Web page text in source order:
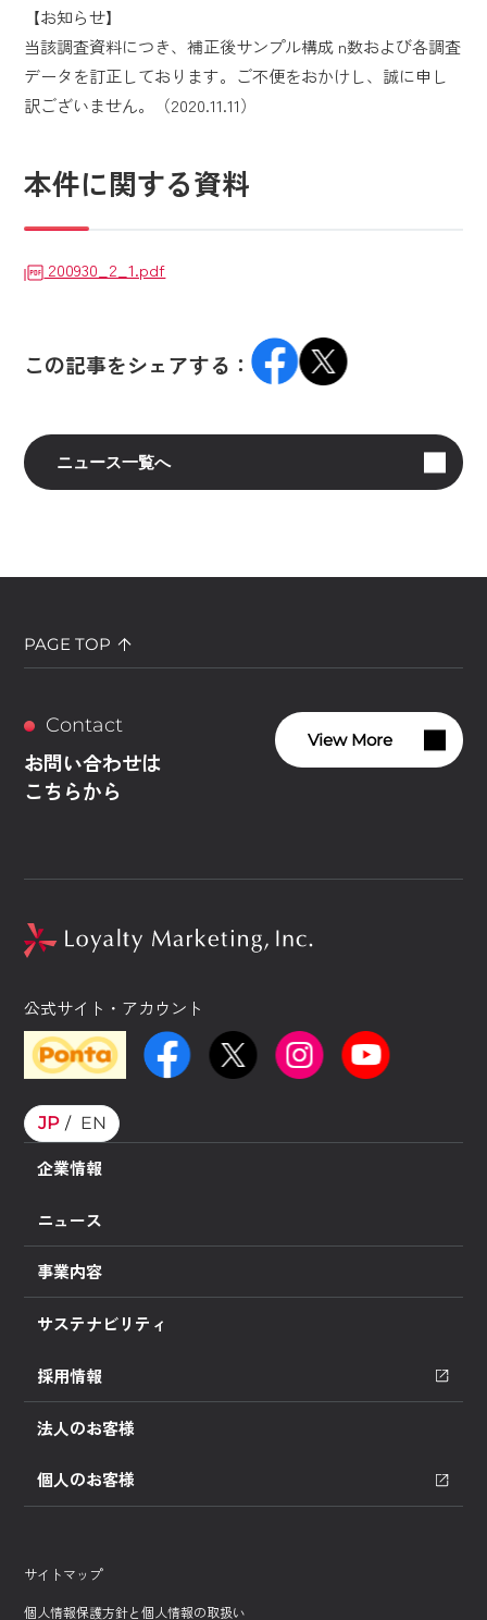
【お知らせ】
当該調査資料につき、補正後サンプル構成 n数および各調査
データを訂正しております。ご不便をおかけし、誠に申し
訳ございません。（2020.11.11）
本件に関する資料
200930_2_1.pdf
この記事をシェアする：
ニュース一覧へ
PAGE TOP
Contact
お問い合わせは
こちらから
View More
公式サイト・アカウント
JP EN
企業情報
ニュース
事業内容
サステナビリティ
採用情報
法人のお客様
個人のお客様
サイトマップ
個人情報保護方針と個人情報の取扱い